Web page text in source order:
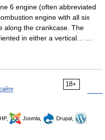
6 engine (often abbreviated
engine with all six
along the crankcase. The
in either a vertical… …
18+
Joomla,
Drupal,